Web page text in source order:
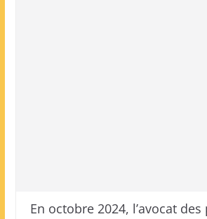
En octobre 2024, l’avocat